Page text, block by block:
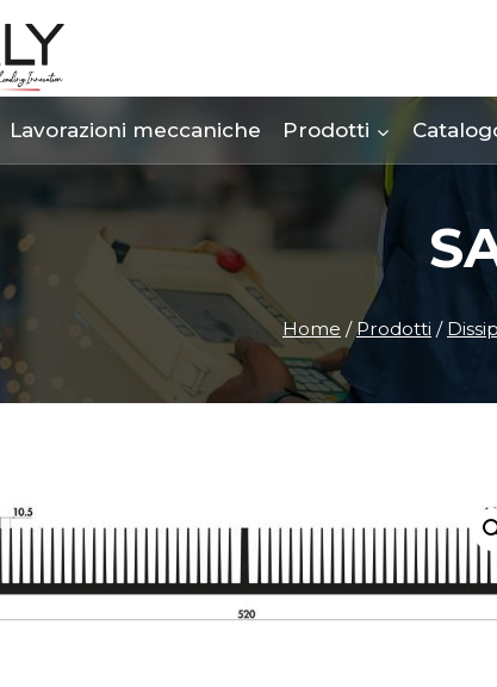
Lavorazioni meccaniche Prodotti
Home / Prodotti /